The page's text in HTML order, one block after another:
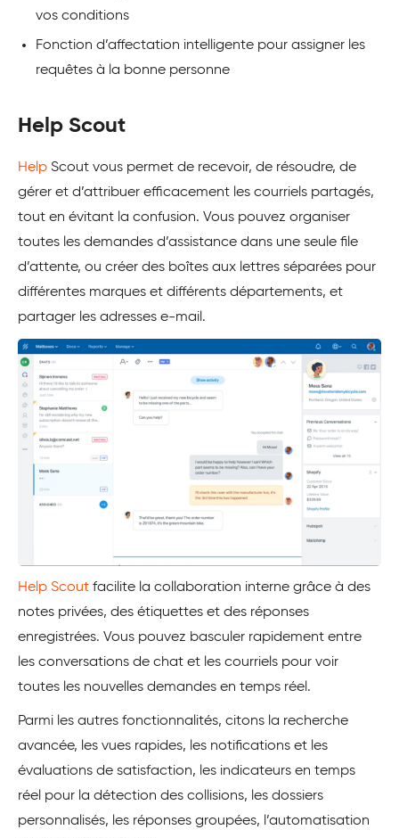
vos conditions
Fonction d’affectation intelligente pour assigner les
requêtes à la bonne personne
Help Scout
Help Scout vous permet de recevoir, de résoudre, de
gérer et d’attribuer efficacement les courriels partagés,
tout en évitant la confusion. Vous pouvez organiser
toutes les demandes d’assistance dans une seule file
d’attente, ou créer des boîtes aux lettres séparées pour
différentes marques et différents départements, et
partager les adresses e-mail.
Help Scout facilite la collaboration interne grâce à des
notes privées, des étiquettes et des réponses
enregistrées. Vous pouvez basculer rapidement entre
les conversations de chat et les courriels pour voir
toutes les nouvelles demandes en temps réel.
Parmi les autres fonctionnalités, citons la recherche
avancée, les vues rapides, les notifications et les
évaluations de satisfaction, les indicateurs en temps
réel pour la détection des collisions, les dossiers
personnalisés, les réponses groupées, l’automatisation